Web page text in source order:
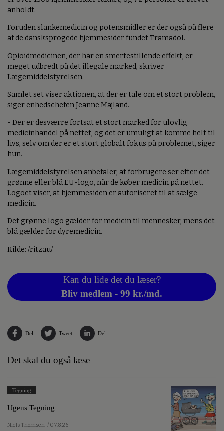
anholdt.
Foruden slankemedicin og potensmidler er der også på flere
af de dansksprogede hjemmesider fundet Tramadol.
Opioidmedicinen, der har en smertestillende effekt, er
meget udbredt på det illegale marked, skriver
Lægemiddelstyrelsen.
Samlet set viser aktionen, at der er tale om et stort problem,
siger enhedschefen Jeanne Majland.
- Der er desværre fortsat et stort marked for ulovlig
medicinhandel på nettet, og det er umuligt at komme helt til
livs, selv om der er et stort globalt fokus på problemet, siger
hun.
Lægemiddelstyrelsen anbefaler, at forbrugere ser efter det
grønne eller blå EU-logo, når de køber medicin på nettet.
Logoet viser, at hjemmesiden er autoriseret til at sælge
medicin.
Det grønne logo gælder for medicin til mennesker, mens det
blå gælder for dyremedicin.
Kilde: /ritzau/
Kan du lide det du læser?
Bliv medlem - 99 kr./md.
Del Tweet Del
Det skal du også læse
Tegning
Ugens Tegning
Niels Thomsen / 07.8.26